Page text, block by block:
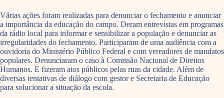
Várias ações foram realizadas para denunciar o fechamento e anunciar
a importância da educação do campo. Deram entrevistas em programas
da rádio local para informar e sensibilizar a população e denunciar as
irregularidades do fechamento. Participaram de uma audiência com a
ouvidoria do Ministério Público Federal e com vereadores de mandatos
populares. Denunciaram o caso à Comissão Nacional de Direitos
Humanos. E fizeram atos públicos pelas ruas da cidade. Além de
diversas tentativas de diálogo com gestor e Secretaria de Educação
para solucionar a situação da escola.